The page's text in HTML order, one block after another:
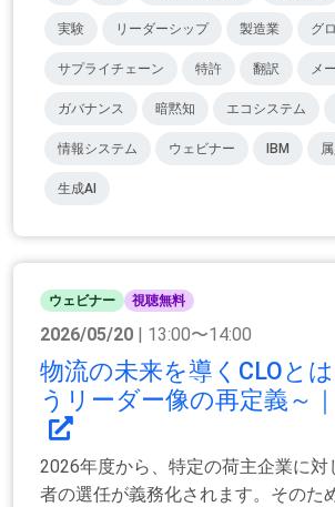
実験 リーダーシップ 製造業 グ
サプライチェーン 特許 翻訳 メ
ガバナンス 暗黙知 エコシステム
情報システム ウェビナー IBM
生成AI
ウェビナー 視聴無料
2026/05/20 | 13:00〜14:00
物流の未来を導くCLOと
うリーダー像の再定義～
2026年度から、特定の荷主企業に対
者の選任が義務化されます。そのた